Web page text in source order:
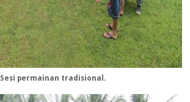
Sesi permainan tradisional.